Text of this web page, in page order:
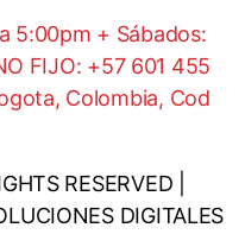
5:00pm + Sábados:
FIJO: +57 601 455
Colombia, Cod
RESERVED |
DIGITALES